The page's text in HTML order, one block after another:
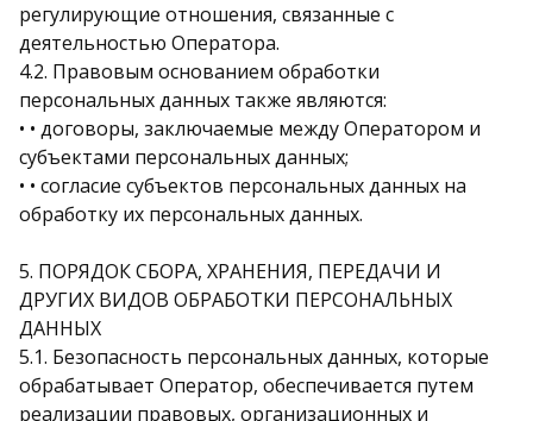
регулирующие отношения, связанные с
деятельностью Оператора.
4.2. Правовым основанием обработки
персональных данных также являются:
• • договоры, заключаемые между Оператором и
субъектами персональных данных;
• • согласие субъектов персональных данных на
обработку их персональных данных.
5. ПОРЯДОК СБОРА, ХРАНЕНИЯ, ПЕРЕДАЧИ И
ДРУГИХ ВИДОВ ОБРАБОТКИ ПЕРСОНАЛЬНЫХ
ДАННЫХ
5.1. Безопасность персональных данных, которые
обрабатывает Оператор, обеспечивается путем
реализации правовых, организационных и